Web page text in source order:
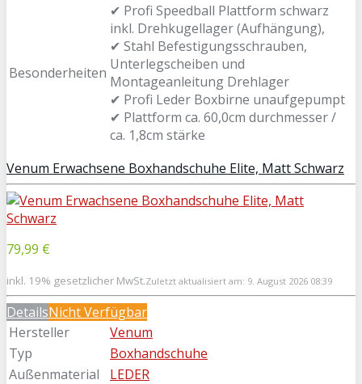
Besonderheiten
✔ Profi Speedball Plattform schwarz
inkl. Drehkugellager (Aufhängung),
✔ Stahl Befestigungsschrauben,
Unterlegscheiben und
Montageanleitung Drehlager
✔ Profi Leder Boxbirne unaufgepumpt
✔ Plattform ca. 60,0cm durchmesser /
ca. 1,8cm stärke
Venum Erwachsene Boxhandschuhe Elite, Matt Schwarz
79,99 €
inkl. 19% gesetzlicher MwSt.Zuletzt aktualisiert am: 9. August 2026 08:39
DetailsNicht Verfügbar
Hersteller
Venum
Typ
Boxhandschuhe
Außenmaterial
LEDER